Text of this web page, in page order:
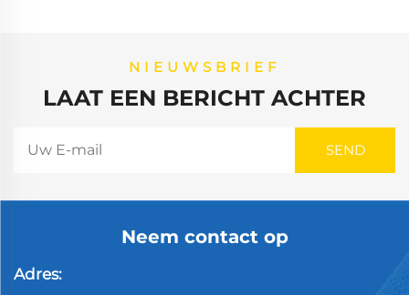
NIEUWSBRIEF
LAAT EEN BERICHT ACHTER
Neem contact op
Adres: